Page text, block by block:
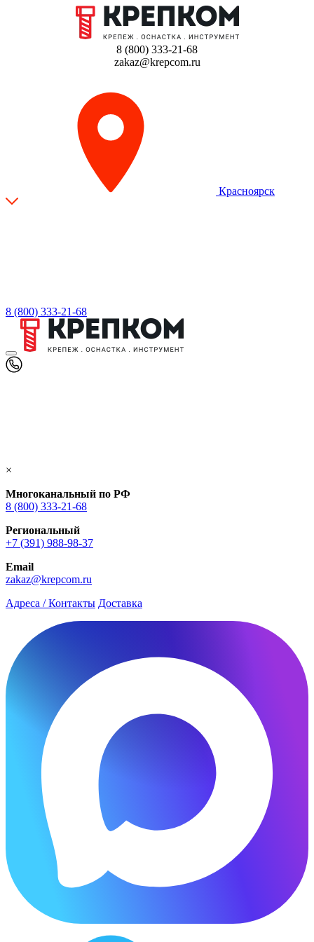
8 (800) 333-21-68
zakaz@krepcom.ru
Красноярск
8 (800) 333-21-68
×
Многоканальный по РФ
8 (800) 333‑21-68
Региональный
+7 (391) 988-98-37
Email
zakaz@krepcom.ru
Адреса / Контакты Доставка